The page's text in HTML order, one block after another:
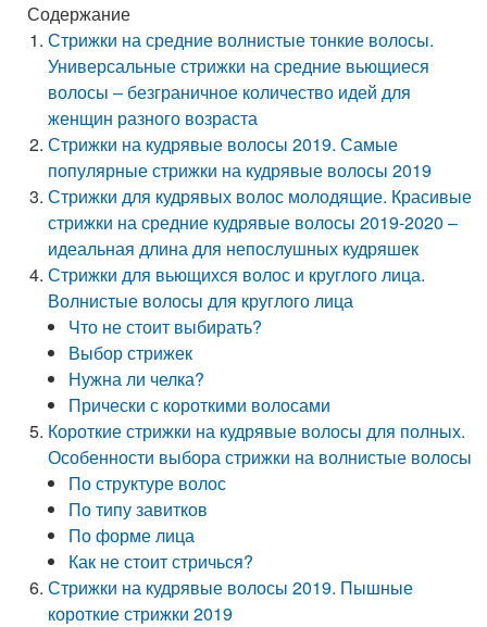
Содержание
Стрижки на средние волнистые тонкие волосы.
Универсальные стрижки на средние вьющиеся
волосы – безграничное количество идей для
женщин разного возраста
Стрижки на кудрявые волосы 2019. Самые
популярные стрижки на кудрявые волосы 2019
Стрижки для кудрявых волос молодящие. Красивые
стрижки на средние кудрявые волосы 2019-2020 –
идеальная длина для непослушных кудряшек
Стрижки для вьющихся волос и круглого лица.
Волнистые волосы для круглого лица
Что не стоит выбирать?
Выбор стрижек
Нужна ли челка?
Прически с короткими волосами
Короткие стрижки на кудрявые волосы для полных.
Особенности выбора стрижки на волнистые волосы
По структуре волос
По типу завитков
По форме лица
Как не стоит стричься?
Стрижки на кудрявые волосы 2019. Пышные
короткие стрижки 2019